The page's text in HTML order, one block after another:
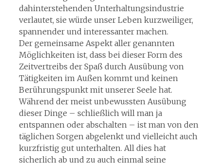
dahinterstehenden Unterhaltungsindustrie
verlautet, sie würde unser Leben kurzweiliger,
spannender und interessanter machen.
Der gemeinsame Aspekt aller genannten
Möglichkeiten ist, dass bei dieser Form des
Zeitvertreibs der Spaß durch Ausübung von
Tätigkeiten im Außen kommt und keinen
Berührungspunkt mit unserer Seele hat.
Während der meist unbewussten Ausübung
dieser Dinge – schließlich will man ja
entspannen oder abschalten – ist man von den
täglichen Sorgen abgelenkt und vielleicht auch
kurzfristig gut unterhalten. All dies hat
sicherlich ab und zu auch einmal seine